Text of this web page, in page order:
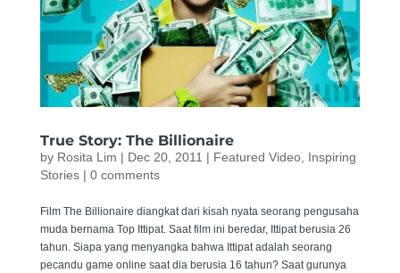
True Story: The Billionaire
by Rosita Lim | Dec 20, 2011 | Featured Video, Inspiring
Stories| 0 comments
Film The Billionaire diangkat dari kisah nyata seorang pengusaha
muda bernama Top Ittipat. Saat film ini beredar, Ittipat berusia 26
tahun. Siapa yang menyangka bahwa Ittipat adalah seorang
pecandu game online saat dia berusia 16 tahun? Saat gurunya